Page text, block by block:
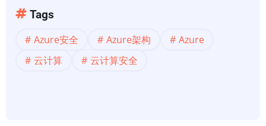
Azure
威
Tags
Azure安全 Azure架构
Azure
云计算
云计算安全